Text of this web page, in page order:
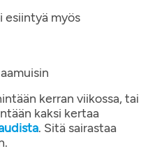
esiintyä myös
kerran viikossa, tai
kaksi kertaa
. Sitä sairastaa